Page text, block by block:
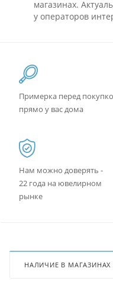
магазинах.
у операторов
Примерка перед
прямо у вас дома
Нам можно доверять -
22 года на ювелирном
рынке
НАЛИЧИЕ В МАГАЗИНАХ